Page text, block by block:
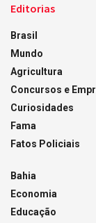
Editorias
Brasil
Mundo
Agricultura
Concursos e
Curiosidades
Fama
Fatos Policiais
Bahia
Economia
Educação